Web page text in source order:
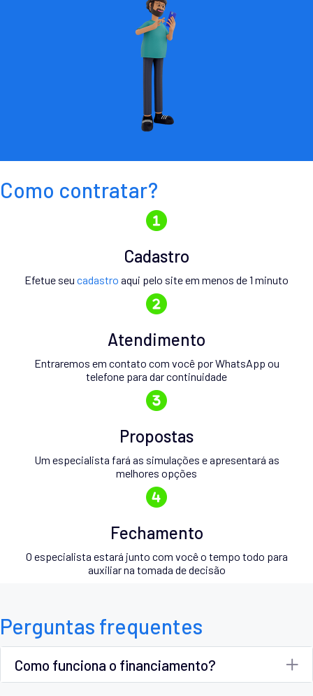
Como contratar?
Cadastro
Efetue seu cadastro aqui pelo site em menos de 1 minuto
Atendimento
Entraremos em contato com você por WhatsApp ou
telefone para dar continuidade
Propostas
Um especialista fará as simulações e apresentará as
melhores opções
Fechamento
O especialista estará junto com você o tempo todo para
auxiliar na tomada de decisão
Perguntas frequentes
Como funciona o financiamento?